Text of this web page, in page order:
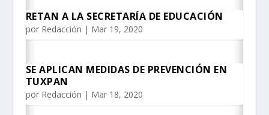
RETAN A LA SECRETARÍA DE EDUCACIÓN
por Redacción | Mar 19, 2020
SE APLICAN MEDIDAS DE PREVENCIÓN EN
TUXPAN
por Redacción | Mar 18, 2020